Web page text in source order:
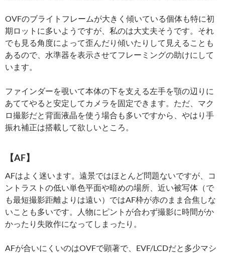
OVFのブライトフレームが大きく傾いている個体も特に初
期ロットに多いようですが、私のは大丈夫そうです。それ
でも見る角度によって歪んだり傾いたりして見えることも
あるので、水準器を表示させてフレーミングの助けにして
います。
ファインダーを覗いて本体の下を支える左手を顎の辺りに
あててやると安定してカメラを固定できます。ただ、マク
ロ撮影だと背面液晶を使う場合も多いですから、やはり手
振れ補正は搭載して欲しいところ。
【AF】
AFはよく迷います。遠景ではほとんど問題ないですが、コ
ントラストの低い単色平面や暗めの場所、近い被写体（で
も最短撮影距離よりは遠い）ではAF枠が赤のまま合焦しな
いことも多いです。人物にピントが合わず撮影に時間がか
かったり失敗作になってしまったり。
AFが合いにくいのはOVFで顕著で、EVF/LCDだと多少マシ